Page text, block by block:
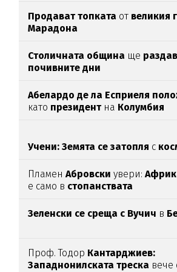
Продават топката от великия
Марадона
Столичната община ще
почивните дни
Абелардо де ла Есприеля
като президент на Колумбия
Учени: Земята се затопля с
ПламенАбровски увери:
е само в стопанствата
Зеленски се среща с Вучич в
Проф. Тодор Кантарджиев:
Западнонилската треска